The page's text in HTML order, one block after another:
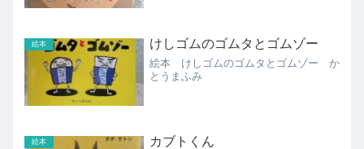
絵本 けしゴムのゴムタとゴムゾー
絵本 けしゴムのゴムタとゴムゾー か
とうまふみ
絵本 カブトくん